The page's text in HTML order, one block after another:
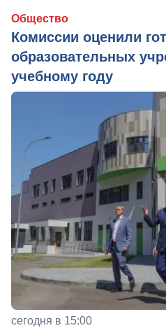
Общество
Комиссии оценили
образовательных
учебному году
сегодня в 15:00